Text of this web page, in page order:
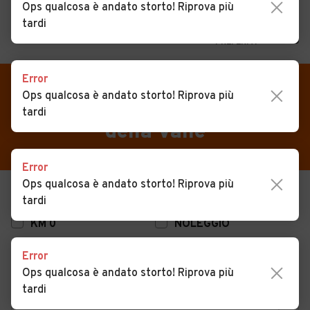
PREFERITI MENU
CERCA
Auto
Auto usate
Auto Km 0
Auto Nuove
Noleggio a lungo termine
Auto d'epoca
Moto
Camper
VENDI
MAGAZINE
ACCEDI
Auto usate in vendita Crosio
della Valle
USATO
KM 0
NOLEGGIO
Ops qualcosa è andato storto! Riprova più
tardi
Error
Ops qualcosa è andato storto! Riprova più
tardi
Error
Ops qualcosa è andato storto! Riprova più
tardi
Error
Ops qualcosa è andato storto! Riprova più
tardi